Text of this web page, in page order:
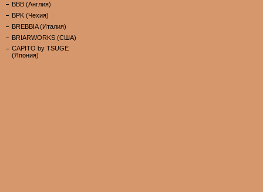
BBB (Англия)
BPK (Чехия)
BREBBIA (Италия)
BRIARWORKS (США)
CAPITO by TSUGE
(Япония)